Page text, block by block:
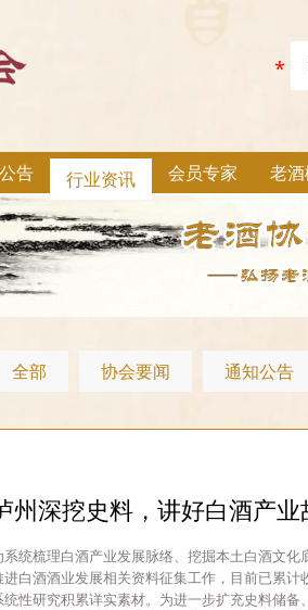
告 行业资讯 会员专家 老
全部 协会要闻 通知公告
州深挖史料，讲好白酒产业
系统梳理白酒产业发展脉络、挖掘本土白酒文化
进白酒酒业发展相关资料征集工作，目前已累
统性研究积累详实素材。为进一步扩充史料储